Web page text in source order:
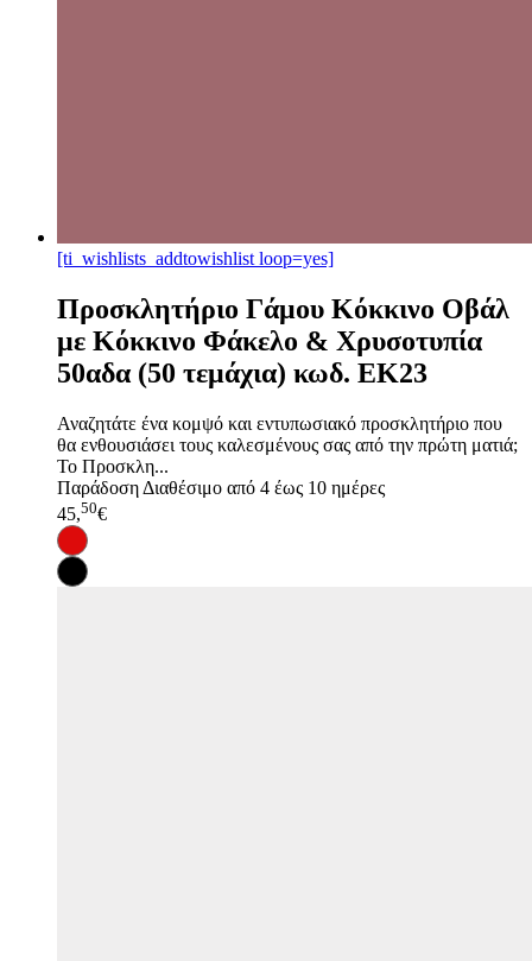
[ti_wishlists_addtowishlist loop=yes]
Προσκλητήριο Γάμου Κόκκινο Οβάλ
με Κόκκινο Φάκελο & Χρυσοτυπία
50αδα (50 τεμάχια) κωδ. EK23
Αναζητάτε ένα κομψό και εντυπωσιακό προσκλητήριο που
θα ενθουσιάσει τους καλεσμένους σας από την πρώτη ματιά;
Το Προσκλη...
Παράδοση Διαθέσιμο από 4 έως 10 ημέρες
45,50€